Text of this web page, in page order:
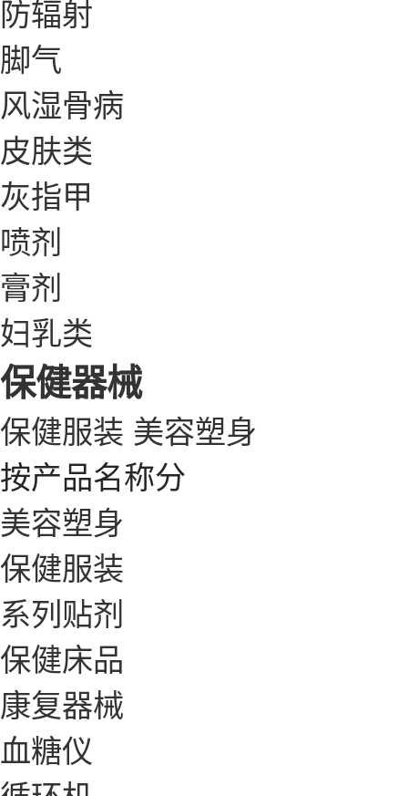
防辐射
脚气
风湿骨病
皮肤类
灰指甲
喷剂
膏剂
妇乳类
保健器械
保健服装 美容塑身
按产品名称分
美容塑身
保健服装
系列贴剂
保健床品
康复器械
血糖仪